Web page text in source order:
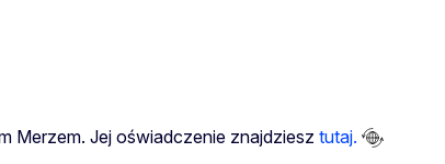
Merzem. Jej oświadczenie znajdziesz tutaj.